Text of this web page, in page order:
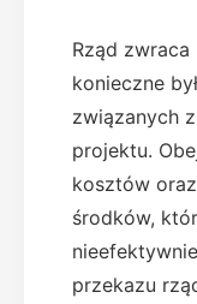
Rząd
konieczne
związanych
projektu.
kosztów
środków,
przekazu